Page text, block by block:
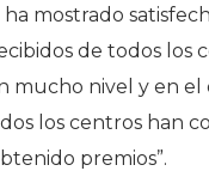
ha mostrado
de todos los
mucho nivel y en el
los centros han
premios”.